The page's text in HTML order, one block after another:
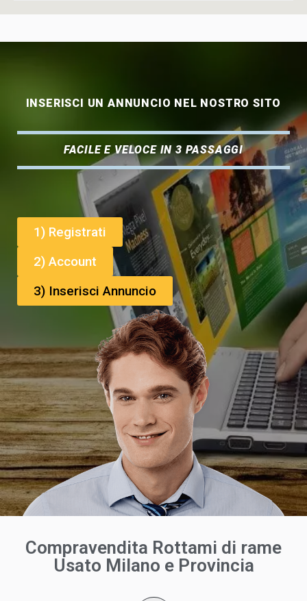
INSERISCI UN ANNUNCIO NEL NOSTRO SITO
FACILE E VELOCE IN 3 PASSAGGI
1) Registrati
2) Account
3) Inserisci Annuncio
Compravendita Rottami di rame
Usato Milano e Provincia